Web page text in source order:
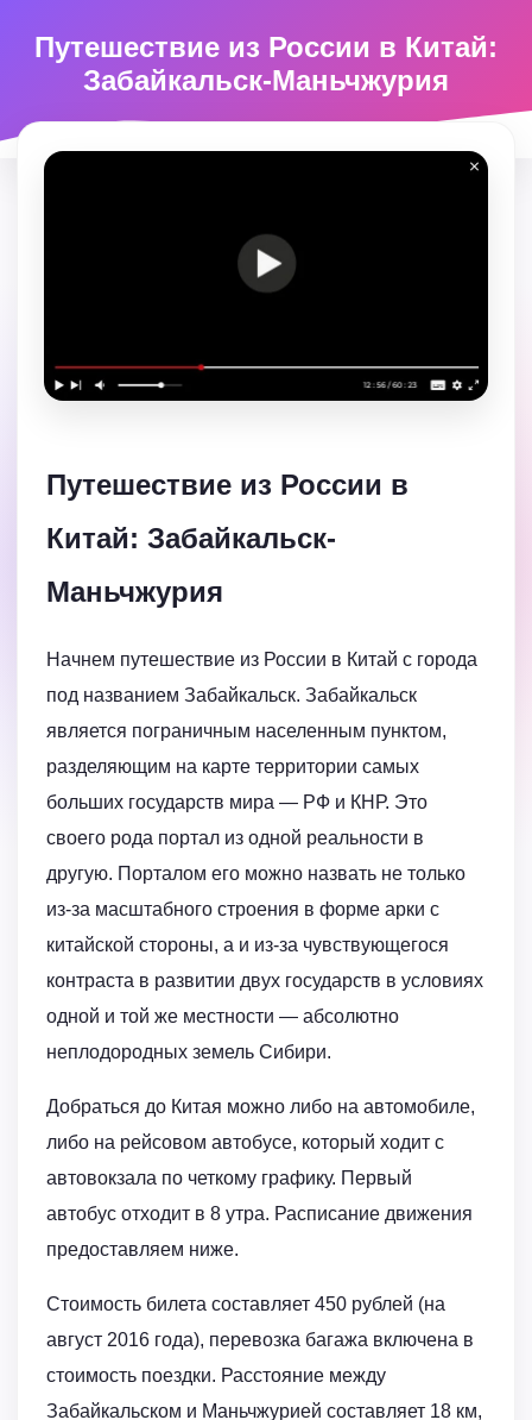
Путешествие из России в Китай:
Забайкальск-Маньчжурия
Путешествие из России в
Китай: Забайкальск-
Маньчжурия
Начнем путешествие из России в Китай с города
под названием Забайкальск. Забайкальск
является пограничным населенным пунктом,
разделяющим на карте территории самых
больших государств мира — РФ и КНР. Это
своего рода портал из одной реальности в
другую. Порталом его можно назвать не только
из-за масштабного строения в форме арки с
китайской стороны, а и из-за чувствующегося
контраста в развитии двух государств в условиях
одной и той же местности — абсолютно
неплодородных земель Сибири.
Добраться до Китая можно либо на автомобиле,
либо на рейсовом автобусе, который ходит с
автовокзала по четкому графику. Первый
автобус отходит в 8 утра. Расписание движения
предоставляем ниже.
Стоимость билета составляет 450 рублей (на
август 2016 года), перевозка багажа включена в
стоимость поездки. Расстояние между
Забайкальском и Маньчжурией составляет 18 км,